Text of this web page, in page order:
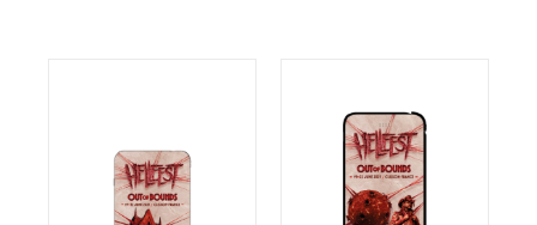
AJOUTER AU
PANIER